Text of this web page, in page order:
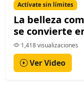
Actívate sin límites
La belleza
se convierte
1,418 visualizaciones
Ver Video